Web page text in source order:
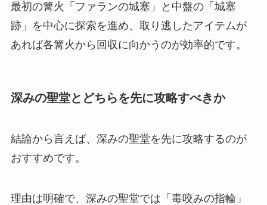
最初の篝火「ファランの城塞」と中盤の「城塞
跡」を中心に探索を進め、取り逃したアイテムが
あれば各篝火から回収に向かうのが効率的です。
深みの聖堂とどちらを先に攻略すべきか
結論から言えば、深みの聖堂を先に攻略するのが
おすすめです。
理由は明確で、深みの聖堂では「毒咬みの指輪」